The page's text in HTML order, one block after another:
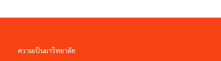
ความเป็นมาวิทยาลัย